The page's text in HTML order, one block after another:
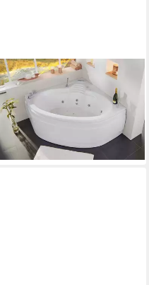
OTTOFOND
Whirlpool-Badewanne St.
Lucia
2.833,94 € UVP3.990,00 €
-29%
lieferbar in 3 Wochen